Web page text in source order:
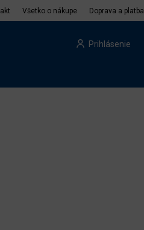
Všetko o nákupe Doprava a platba
Prihlásenie